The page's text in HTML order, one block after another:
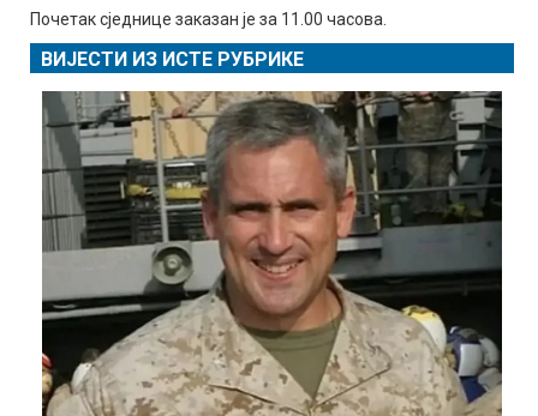
Почетак сједнице заказан је за 11.00 часова.
ВИЈЕСТИ ИЗ ИСТЕ РУБРИКЕ